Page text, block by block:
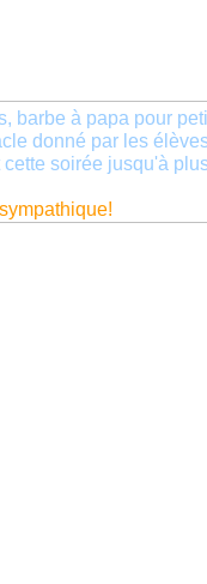
barbe à papa pour
donné par les
soirée jusqu'à